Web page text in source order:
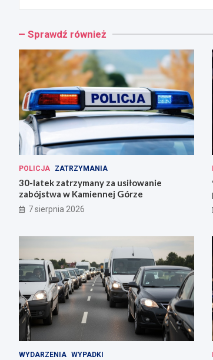
Sprawdź również
POLICJA ZATRZYMANIA
30-latek zatrzymany za usiłowanie
zabójstwa w Kamiennej Górze
7 sierpnia 2026
WYDARZENIA WYPADKI